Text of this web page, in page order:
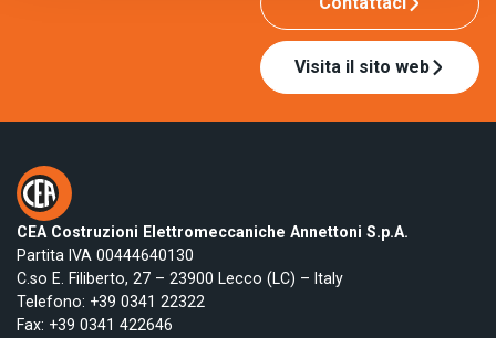
Visita il sito web
CEA Costruzioni Elettromeccaniche Annettoni S.p.A.
Partita IVA 00444640130
C.so E. Filiberto, 27 – 23900 Lecco (LC) – Italy
Telefono: +39 0341 22322
Fax: +39 0341 422646